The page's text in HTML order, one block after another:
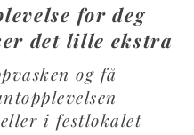
for deg
det lille ekstra
og få
i festlokalet